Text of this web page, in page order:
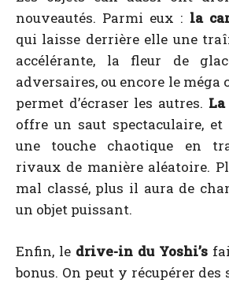
nouveautés. Parmi eux : la
qui laisse derrière elle une
accélérante, la fleur de
adversaires, ou encore le
permet d’écraser les autres.
offre un saut spectaculaire, et
une touche chaotique en
rivaux de manière aléatoire.
mal classé, plus il aura de
un objet puissant.
Enfin, le drive-in du Yoshi’s
bonus. On peut y récupérer